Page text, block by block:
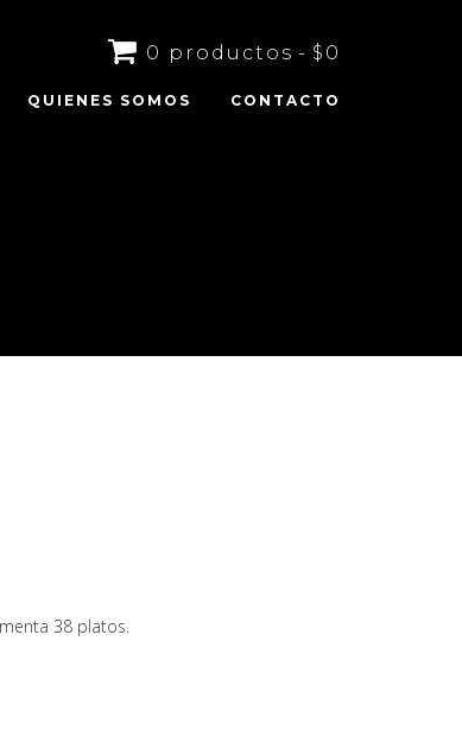
QUIENES SOMOS CONTACTO
0 productos $0
38 platos.